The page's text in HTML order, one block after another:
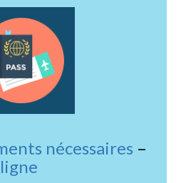
nécessaires –